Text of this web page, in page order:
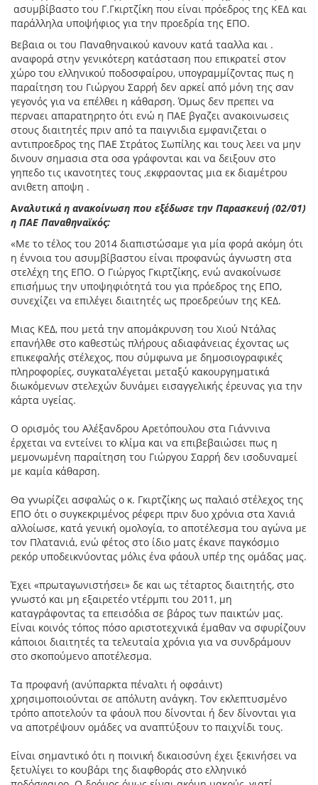
ασυμβίβαστο του Γ.Γκιρτζίκη που είναι πρόεδρος της ΚΕΔ και
παράλληλα υποψήφιος για την προεδρία της ΕΠΟ.
Βεβαια οι του Παναθηναικού κανουν κατά τααλλα και .
αναφορά στην γενικότερη κατάσταση που επικρατεί στον
χώρο του ελληνικού ποδοσφαίρου, υπογραμμίζοντας πως η
παραίτηση του Γιώργου Σαρρή δεν αρκεί από μόνη της σαν
γεγονός για να επέλθει η κάθαρση. Όμως δεν πρεπει να
περναει απαρατηρητο ότι ενώ η ΠΑΕ βγαζει ανακοινωσεις
στους διαιτητές πριν από τα παιγνιδια εμφανιζεται ο
αντιπροεδρος της ΠΑΕ Στράτος Σωπίλης και τους λεει να μην
δινουν σημασια στα οσα γράφονται και να δειξουν στο
γηπεδο τις ικανοτητες τους ,εκφραοντας μια εκ διαμέτρου
ανιθετη αποψη .
Αναλυτικά η ανακοίνωση που εξέδωσε την Παρασκευή (02/01)
η ΠΑΕ Παναθηναϊκός:
«Με το τέλος του 2014 διαπιστώσαμε για μία φορά ακόμη ότι
η έννοια του ασυμβίβαστου είναι προφανώς άγνωστη στα
στελέχη της ΕΠΟ. Ο Γιώργος Γκιρτζίκης, ενώ ανακοίνωσε
επισήμως την υποψηφιότητά του για πρόεδρος της ΕΠΟ,
συνεχίζει να επιλέγει διαιτητές ως προεδρεύων της ΚΕΔ.
Μιας ΚΕΔ, που μετά την απομάκρυνση του Χιού Ντάλας
επανήλθε στο καθεστώς πλήρους αδιαφάνειας έχοντας ως
επικεφαλής στέλεχος, που σύμφωνα με δημοσιογραφικές
πληροφορίες, συγκαταλέγεται μεταξύ κακουργηματικά
διωκόμενων στελεχών δυνάμει εισαγγελικής έρευνας για την
κάρτα υγείας.
Ο ορισμός του Αλέξανδρου Αρετόπουλου στα Γιάννινα
έρχεται να εντείνει το κλίμα και να επιβεβαιώσει πως η
μεμονωμένη παραίτηση του Γιώργου Σαρρή δεν ισοδυναμεί
με καμία κάθαρση.
Θα γνωρίζει ασφαλώς ο κ. Γκιρτζίκης ως παλαιό στέλεχος της
ΕΠΟ ότι ο συγκεκριμένος ρέφερι πριν δυο χρόνια στα Χανιά
αλλοίωσε, κατά γενική ομολογία, το αποτέλεσμα του αγώνα με
τον Πλατανιά, ενώ φέτος στο ίδιο ματς έκανε παγκόσμιο
ρεκόρ υποδεικνύοντας μόλις ένα φάουλ υπέρ της ομάδας μας.
Έχει «πρωταγωνιστήσει» δε και ως τέταρτος διαιτητής, στο
γνωστό και μη εξαιρετέο ντέρμπι του 2011, μη
καταγράφοντας τα επεισόδια σε βάρος των παικτών μας.
Είναι κοινός τόπος πόσο αριστοτεχνικά έμαθαν να σφυρίζουν
κάποιοι διαιτητές τα τελευταία χρόνια για να συνδράμουν
στο σκοπούμενο αποτέλεσμα.
Τα προφανή (ανύπαρκτα πέναλτι ή οφσάιντ)
χρησιμοποιούνται σε απόλυτη ανάγκη. Τον εκλεπτυσμένο
τρόπο αποτελούν τα φάουλ που δίνονται ή δεν δίνονται για
να αποτρέψουν ομάδες να αναπτύξουν το παιχνίδι τους.
Είναι σημαντικό ότι η ποινική δικαιοσύνη έχει ξεκινήσει να
ξετυλίγει το κουβάρι της διαφθοράς στο ελληνικό